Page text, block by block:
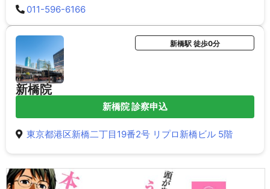
011-596-6166
新橋院
新橋駅 徒歩0分
新橋院 診察申込
東京都港区新橋二丁目19番2号 リプロ新橋ビル 5階